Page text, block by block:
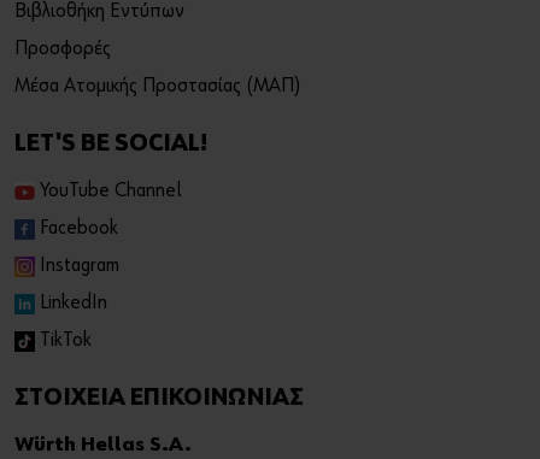
Βιβλιοθήκη Εντύπων
Προσφορές
Μέσα Ατομικής Προστασίας (ΜΑΠ)
LET'S BE SOCIAL!
YouTube Channel
Facebook
Instagram
LinkedIn
TikTok
ΣΤΟΙΧΕΙΑ ΕΠΙΚΟΙΝΩΝΙΑΣ
Würth Hellas S.A.